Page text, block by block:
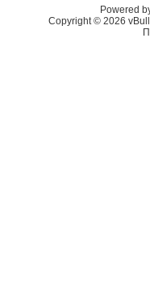
Powered
Copyright © 2026